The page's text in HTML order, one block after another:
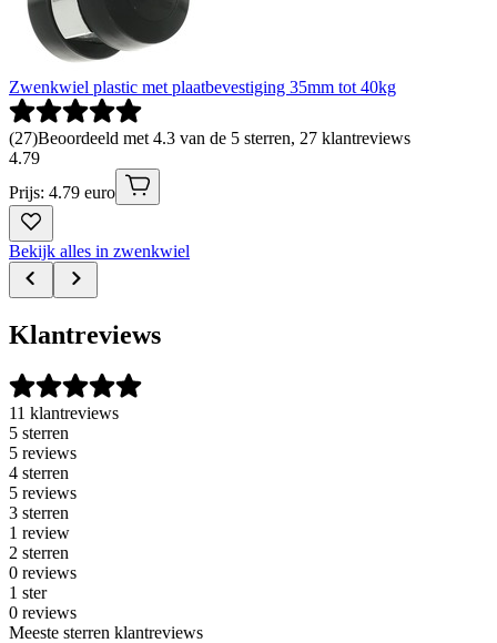
Zwenkwiel plastic met plaatbevestiging 35mm tot 40kg
(27)Beoordeeld met 4.3 van de 5 sterren, 27 klantreviews
4.79
Prijs: 4.79 euro
Bekijk alles in zwenkwiel
Klantreviews
11 klantreviews
5 sterren
5 reviews
4 sterren
5 reviews
3 sterren
1 review
2 sterren
0 reviews
1 ster
0 reviews
Meeste sterren klantreviews